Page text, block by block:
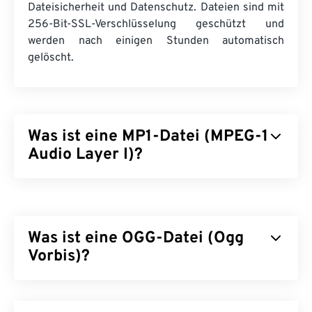
Dateisicherheit und Datenschutz. Dateien sind mit
256-Bit-SSL-Verschlüsselung geschützt und
werden nach einigen Stunden automatisch
gelöscht.
Was ist eine MP1-Datei (MPEG-1
Audio Layer I)?
unterstützt. MP1 war Teil desDigital Compact
Cassette-Formats. Fast alle MP1-Dateien wurden
Was ist eine OGG-Datei (Ogg
Vorbis)?